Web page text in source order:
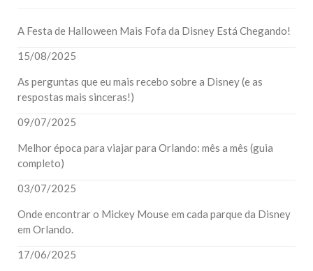
A Festa de Halloween Mais Fofa da Disney Está Chegando!
15/08/2025
As perguntas que eu mais recebo sobre a Disney (e as
respostas mais sinceras!)
09/07/2025
Melhor época para viajar para Orlando: mês a mês (guia
completo)
03/07/2025
Onde encontrar o Mickey Mouse em cada parque da Disney
em Orlando.
17/06/2025